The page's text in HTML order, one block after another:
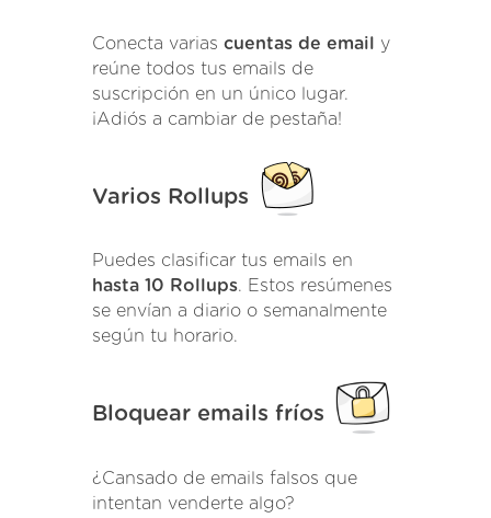
Conecta varias cuentas de email
y
reúne todos tus emails de
suscripción en un único lugar.
¡Adiós a cambiar de pestaña!
Varios Rollups
Puedes clasificar tus emails en
hasta 10 Rollups. Estos resúmenes
se envían a diario o semanalmente
según tu horario.
Bloquear emails fríos
¿Cansado de emails falsos que
intentan venderte algo?